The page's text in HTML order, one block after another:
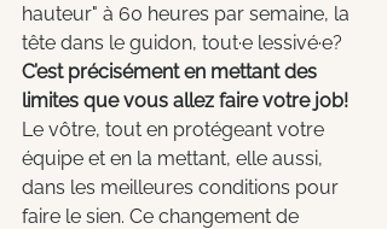
hauteur" à 60 heures par semaine, la
tête dans le guidon, tout·e lessivé·e?
C’est précisément en mettant des
limites que vous allez faire votre job!
Le vôtre, tout en protégeant votre
équipe et en la mettant, elle aussi,
dans les meilleures conditions pour
faire le sien. Ce changement de